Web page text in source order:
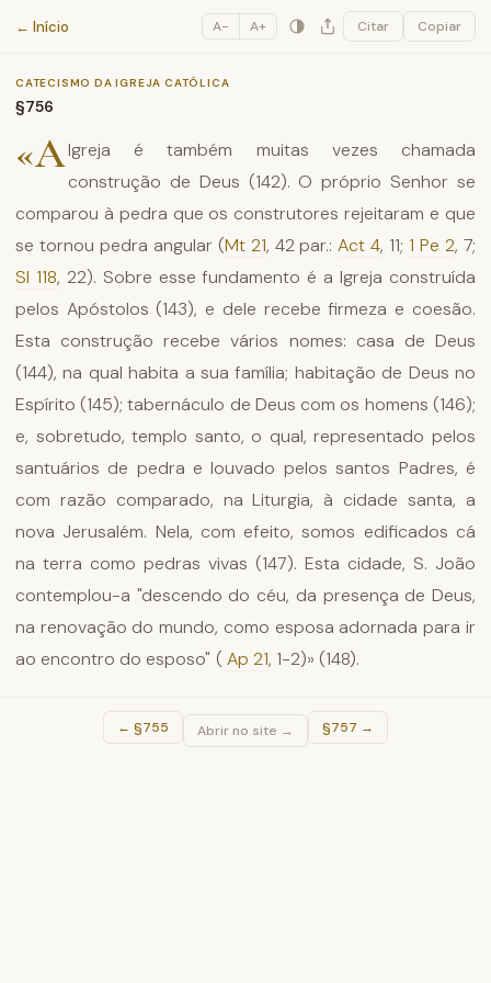
Catecismo da Igreja Católica
← Início A− A+ Citar Copiar
CATECISMO DA IGREJA CATÓLICA
§756
«AIgreja é também muitas vezes chamada
construção de Deus (142). O próprio Senhor se
comparou à pedra que os construtores rejeitaram e que
se tornou pedra angular (Mt 21, 42 par.:Act 4, 11; 1 Pe 2, 7;
Sl 118, 22). Sobre esse fundamento é a Igreja construída
pelos Apóstolos (143), e dele recebe firmeza e coesão.
Esta construção recebe vários nomes: casa de Deus
(144), na qual habita a sua família; habitação de Deus no
Espírito (145); tabernáculo de Deus com os homens (146);
e, sobretudo, templo santo, o qual, representado pelos
santuários de pedra e louvado pelos santos Padres, é
com razão comparado, na Liturgia, à cidade santa, a
nova Jerusalém. Nela, com efeito, somos edificados cá
na terra como pedras vivas (147). Esta cidade, S. João
contemplou-a "descendo do céu, da presença de Deus,
na renovação do mundo, como esposa adornada para ir
ao encontro do esposo" ( Ap 21, 1-2)» (148).
← §755 Abrir no site → §757 →